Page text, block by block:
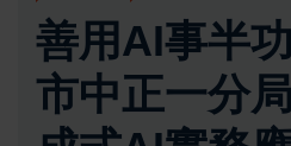
善用AI事半
市中正一分